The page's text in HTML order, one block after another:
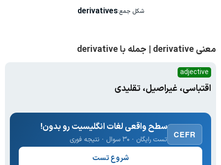
شکل جمع:derivatives
معنی derivative | جمله با derivative
adjective
اقتباسی، غیراصیل، تقلیدی
CEFR
سطح واقعی لغات انگلیسیت رو بدون!
تست رایگان · ۳۰ سوال · نتیجه فوری
شروع تست